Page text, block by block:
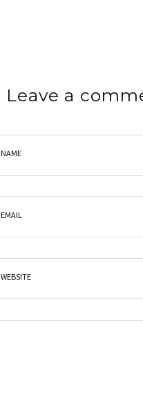
Leave a
NAME
EMAIL
WEBSITE